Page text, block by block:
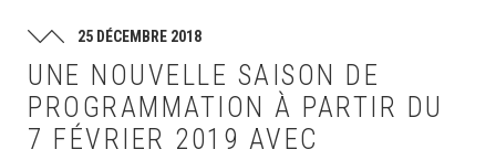
25 DÉCEMBRE 2018
UNE NOUVELLE SAISON DE
PROGRAMMATION À PARTIR DU
7 FÉVRIER 2019 AVEC